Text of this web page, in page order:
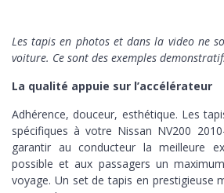
Les tapis en photos et dans la video ne
voiture. Ce sont des exemples
La qualité appuie sur l’accélérateur
Adhérence, douceur, esthétique. Les
spécifiques à votre Nissan NV200
garantir au conducteur la meilleure
possible et aux passagers un
voyage. Un set de tapis en prestigieuse